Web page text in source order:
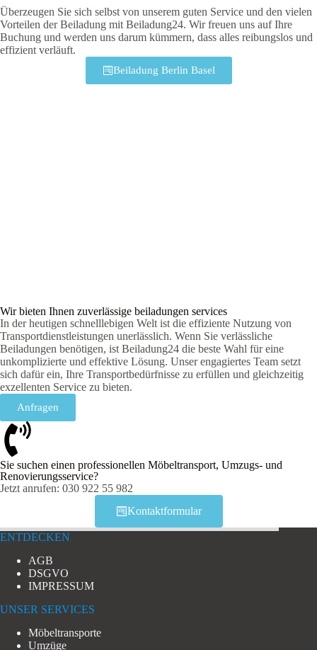
Überzeugen Sie sich selbst von unserem guten Service und den vielen
Vorteilen der Beiladung mit Beiladung24. Wir freuen uns auf Ihre
Buchung und werden uns darum kümmern, dass alles reibungslos und
effizient verläuft.
Beiladung Berlin Basel
Wir bieten Ihnen zuverlässige beiladungen services
In der heutigen schnelllebigen Welt ist die effiziente Nutzung von
Transportdienstleistungen unerlässlich. Wenn Sie verlässliche
Beiladungen benötigen, ist Beiladung24 die beste Wahl für eine
unkomplizierte und effektive Lösung. Unser engagiertes Team setzt
sich dafür ein, Ihre Transportbedürfnisse zu erfüllen und gleichzeitig
exzellenten Service zu bieten.
Anfragen
Sie suchen einen professionellen Möbeltransport, Umzugs- und
Renovierungsservice?
Jetzt anrufen: 030 922 55 982
Kontaktformular
ENTDECKEN
AGB
DSGVO
IMPRESSUM
UNSER SERVICES
Möbeltransporte
Umzüge